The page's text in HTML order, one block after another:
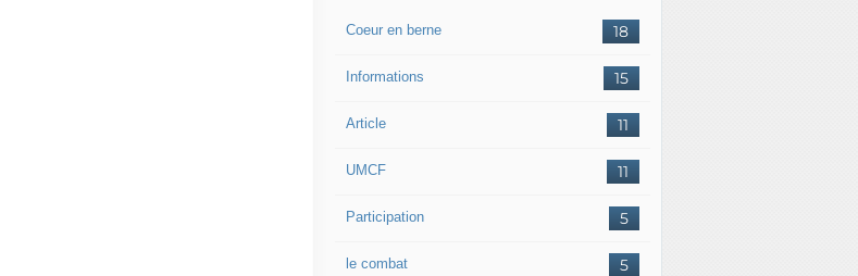
18
Coeur en berne
15
Informations
11
Article
11
UMCF
5
Participation
5
le combat